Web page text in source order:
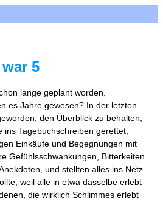
5
lange geplant worden.
es Jahre gewesen? In der letzten
den Überblick zu behalten,
ins Tagebuchschreiben gerettet,
Einkäufe und Begegnungen mit
Gefühlsschwankungen, Bitterkeiten
und stellten alles ins Netz.
weil alle in etwa dasselbe erlebt
die wirklich Schlimmes erlebt